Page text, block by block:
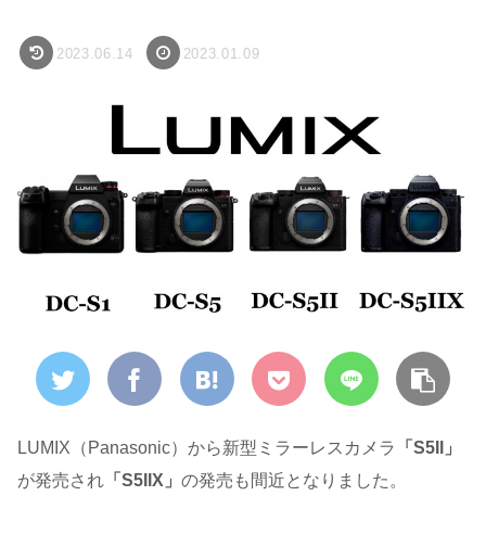
2023.06.14 2023.01.09
LUMIX（Panasonic）から新型ミラーレスカメラ
「S5II」
が発売され 「S5IIX」 の発売も間近となりました。